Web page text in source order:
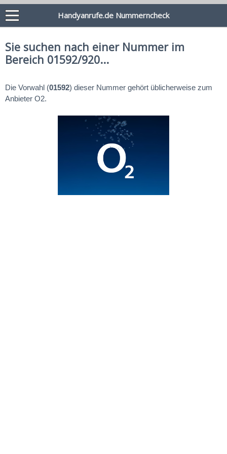
Handyanrufe.de Nummerncheck
Sie suchen nach einer Nummer im
Bereich 01592/920...
Die Vorwahl (01592) dieser Nummer gehört üblicherweise zum
Anbieter O2.